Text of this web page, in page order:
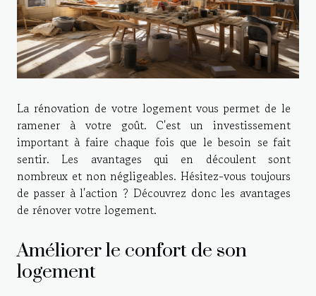
La rénovation de votre logement vous permet de le
ramener à votre goût. C'est un investissement
important à faire chaque fois que le besoin se fait
sentir. Les avantages qui en découlent sont
nombreux et non négligeables. Hésitez-vous toujours
de passer à l'action ? Découvrez donc les avantages
de rénover votre logement.
Améliorer le confort de son
logement